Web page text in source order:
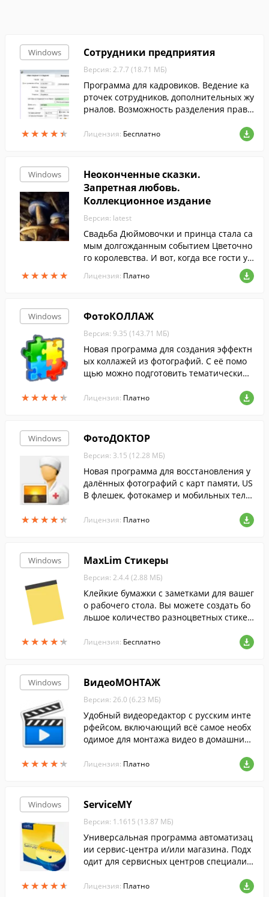
Windows
★★★★★
★★★★★
Сотрудники предприятия
Версия: 2.7.7 (18.71 МБ)
Программа для кадровиков. Ведение ка
рточек сотрудников, дополнительных жу
рналов. Возможность разделения прав
пользователей не ограничено.
Лицензия: Бесплатно
Windows
★★★★★
★★★★★
Неоконченные сказки.
Запретная любовь.
Коллекционное издание
Версия: latest
Свадьба Дюймовочки и принца стала са
мым долгожданным событием Цветочно
го королевства. И вот, когда все гости уж
е собрались, а жених с невестой закруж
ились в танце, на замок обрушилась ста
д добрыми сказочными существами, и у
нее это получилось. Но надолго ли? Зав
исит от вас!
Лицензия: Платно
Windows
★★★★★
★★★★★
ФотоКОЛЛАЖ
Версия: 9.35 (143.71 МБ)
Новая программа для создания эффектн
ых коллажей из фотографий. С её помо
щью можно подготовить тематический
Лицензия: Платно
Windows
★★★★★
★★★★★
ФотоДОКТОР
Версия: 3.15 (12.28 МБ)
Новая программа для восстановления у
далённых фотографий с карт памяти, US
B флешек, фотокамер и мобильных теле
охранить стёртые файлы, при этом подд
ерживается как полное восстановление,
Лицензия: Платно
Windows
★★★★★
★★★★★
MaxLim Стикеры
Версия: 2.4.4 (2.88 МБ)
Клейкие бумажки с заметками для вашег
о рабочего стола. Вы можете создать бо
льшое количество разноцветных стикер
екст стикеров сохраняется автоматичес
Лицензия: Бесплатно
Windows
★★★★★
★★★★★
ВидеоМОНТАЖ
Версия: 26.0 (6.23 МБ)
Удобный видеоредактор с русским инте
рфейсом, включающий всё самое необх
одимое для монтажа видео в домашних
ектов, титров, заставок и даже фоновой
Лицензия: Платно
Windows
★★★★★
★★★★★
ServiceMY
Версия: 1.1615 (13.87 МБ)
Универсальная программа автоматизац
ии сервис-центра и/или магазина. Подх
одит для сервисных центров специализ
обильных телефонов до ноутбуков.
Лицензия: Платно